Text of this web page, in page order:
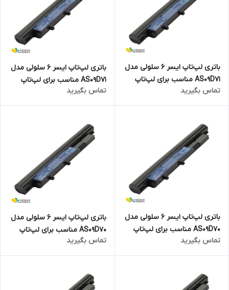
باتری لپ‌تاپ ایسر 6 سلولی مدل
AS09D71 مناسب برای لپ‌تاپ
Aspire 5810T
تماس بگیرید
باتری لپ‌تاپ ایسر 6 سلولی مدل
AS09D71 مناسب برای لپ‌تاپ
Aspire 5538
تماس بگیرید
باتری لپ‌تاپ ایسر 6 سلولی مدل
AS09D70 مناسب برای لپ‌تاپ
Aspire 5538
تماس بگیرید
باتری لپ‌تاپ ایسر 6 سلولی مدل
AS09D70 مناسب برای لپ‌تاپ
Aspire 5534
تماس بگیرید